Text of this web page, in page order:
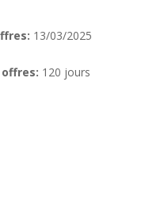
13/03/2025
120 jours